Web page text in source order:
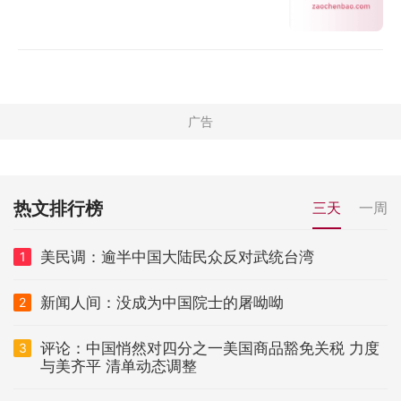
热文排行榜 三天 一周
1 美民调：逾半中国大陆民众反对武统台湾
2 新闻人间：没成为中国院士的屠呦呦
3
评论：中国悄然对四分之一美国商品豁免关税 力度
与美齐平 清单动态调整